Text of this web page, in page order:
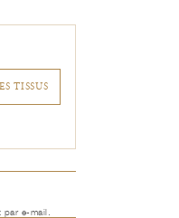
TISSUS
e-mail.